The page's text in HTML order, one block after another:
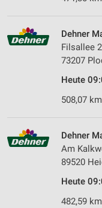
Dehner
Filsallee
73207
Heute
508,07
Dehner
Am
89520
Heute
482,59